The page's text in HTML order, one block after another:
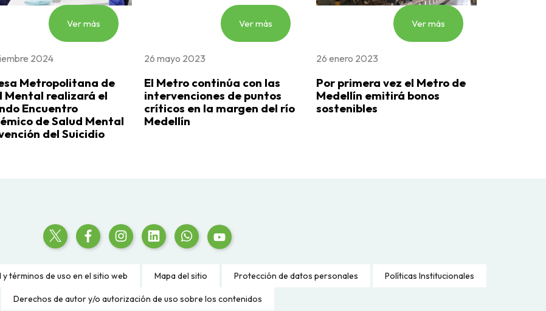
Ver más
2024
Metropolitana de
Mental realizará el
Encuentro
de Salud Mental
del Suicidio
Ver más
26 mayo 2023
El Metro continúa con las
intervenciones de puntos
críticos en la margen del río
Medellín
Ver más
26 enero 2023
Por primera vez el Metro de
Medellín emitirá bonos
sostenibles
términos de uso en el sitio web Mapa del sitio Protección de datos personales Políticas Institucionales
Derechos de autor y/o autorización de uso sobre los contenidos